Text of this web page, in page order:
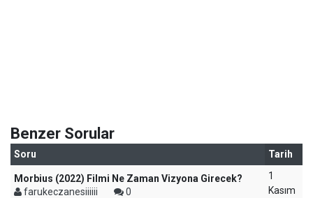
Benzer Sorular
Soru Tarih
Morbius (2022) Filmi Ne Zaman Vizyona Girecek?
farukeczanesiiiiii
0
1
Kasım